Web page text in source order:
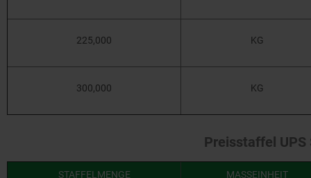
225,000 KG
300,000 KG
Preisstaffel UPS
STAFFELMENGE MASSEINHEIT